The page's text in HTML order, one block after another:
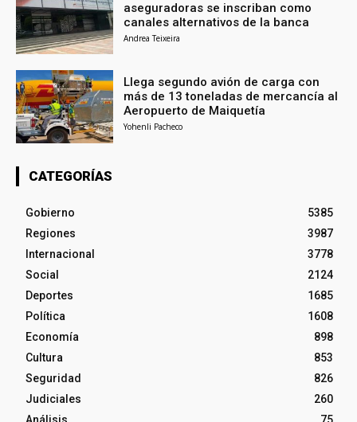
aseguradoras se inscriban como
canales alternativos de la banca
Andrea Teixeira
Llega segundo avión de carga con
más de 13 toneladas de mercancía al
Aeropuerto de Maiquetía
Yohenli Pacheco
CATEGORÍAS
Gobierno
5385
Regiones
3987
Internacional
3778
Social
2124
Deportes
1685
Política
1608
Economía
898
Cultura
853
Seguridad
826
Judiciales
260